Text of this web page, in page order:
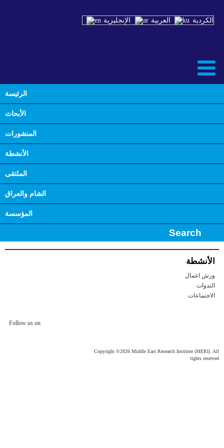
الإنجليزية العربية الكردية
الرئيسة
الأبحاث
المنشورات
الأنشطة
الملتقی
الشام والعراق
المؤسسة
مستقبل سوريا: آفاق السلام والتعافي
مستقبل سوريا من وجهة نظر رۆژاڤا
Comments are closed.
الأنشطة
ورش اعمال
الندوات
الاجتماعات
Follow us on
Copyright ©2026 Middle East Research Institute (MERI). All
rights reserved